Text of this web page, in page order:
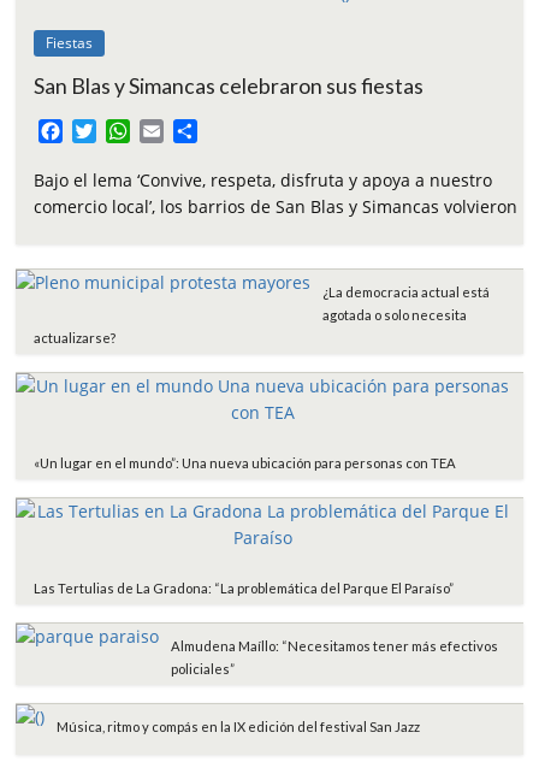
Fiestas
San Blas y Simancas celebraron sus fiestas
c
e
o
i
t
r
W
a
t
p
p
a
i
m
p
t
Bajo el lema ‘Convive, respeta, disfruta y apoya a nuestro
comercio local’, los barrios de San Blas y Simancas volvieron
¿La democracia actual está
agotada o solo necesita
actualizarse?
«Un lugar en el mundo”: Una nueva ubicación para personas con TEA
Las Tertulias de La Gradona: “La problemática del Parque El Paraíso”
Almudena Maíllo: “Necesitamos tener más efectivos
policiales”
Música, ritmo y compás en la IX edición del festival San Jazz